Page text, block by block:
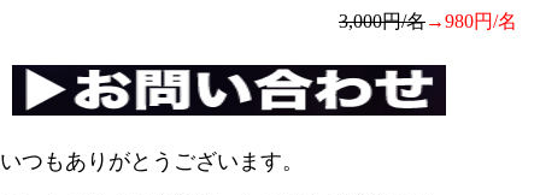
3,000円/名→980円/名
いつもありがとうございます。